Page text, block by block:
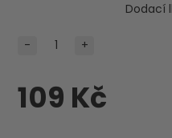
Dodací
109 Kč
- +